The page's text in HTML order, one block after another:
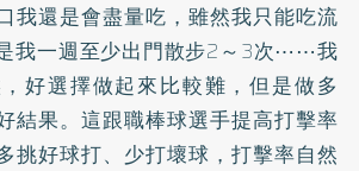
我還是會盡量吃，雖然我只能吃流
我一週至少出門散步2～3次⋯⋯我
好選擇做起來比較難，但是做多
結果。這跟職棒球選手提高打擊率
挑好球打、少打壞球，打擊率自然